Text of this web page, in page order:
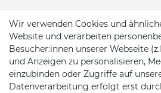
Wir verwenden Cookies und
Website und verarbeiten
Besucher:innen unserer Webseite
und Anzeigen zu personalisieren,
einzubinden oder Zugriffe auf
Datenverarbeitung erfolgt erst